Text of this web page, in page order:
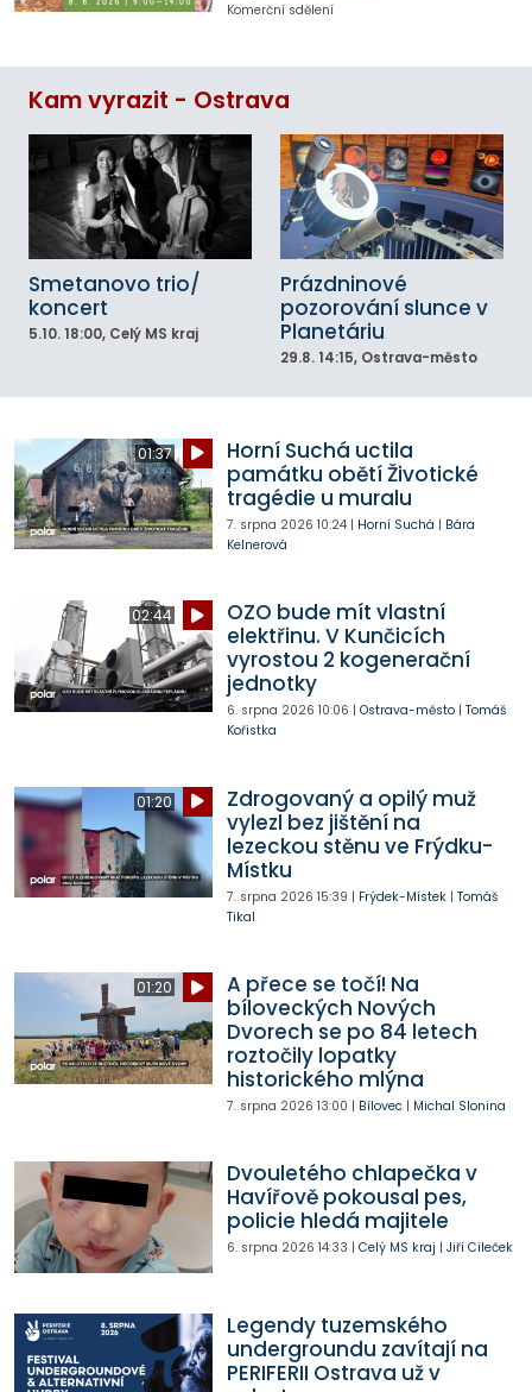
Komerční sdělení
Kam vyrazit - Ostrava
Smetanovo trio/
koncert
5.10. 18:00, Celý MS kraj
Prázdninové
pozorování slunce v
Planetáriu
29.8. 14:15, Ostrava-město
01:37
Horní Suchá uctila
památku obětí Životické
tragédie u muralu
7. srpna 2026 10:24| Horní Suchá | Bára
Kelnerová
02:44
OZO bude mít vlastní
elektřinu. V Kunčicích
vyrostou 2 kogenerační
jednotky
6. srpna 2026 10:06 | Ostrava-město| Tomáš
Kořistka
01:20
Zdrogovaný a opilý muž
vylezl bez jištění na
lezeckou stěnu ve Frýdku-
Místku
7. srpna 2026 15:39 | Frýdek-Místek| Tomáš
Tikal
01:20
A přece se točí! Na
bíloveckých Nových
Dvorech se po 84 letech
roztočily lopatky
historického mlýna
7. srpna 2026 13:00 | Bílovec| Michal Slonina
Dvouletého chlapečka v
Havířově pokousal pes,
policie hledá majitele
6. srpna 2026 14:33 | Celý MS kraj | Jiří Cileček
Legendy tuzemského
undergroundu zavítají na
PERIFERII Ostrava už v